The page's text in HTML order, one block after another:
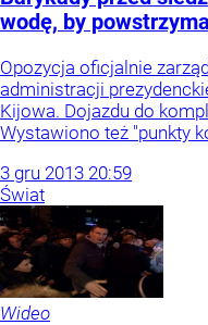
wodę, by
Opozycja oficjalnie
administracji
Kijowa. Dojazdu do
Wystawiono też "punkty
3 gru 2013 20:59
Świat
Wideo